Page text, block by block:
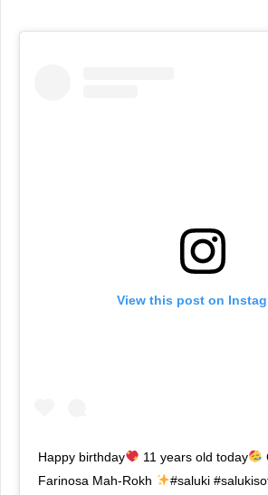
View this post on
Happy birthday 11 years old today
Farinosa Mah-Rokh
#saluki